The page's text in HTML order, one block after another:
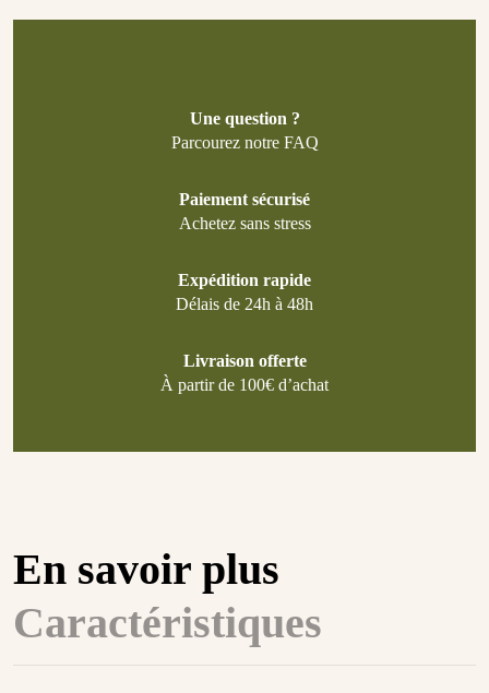
Une question ?
Parcourez notre FAQ
Paiement sécurisé
Achetez sans stress
Expédition rapide
Délais de 24h à 48h
Livraison offerte
À partir de 100€ d’achat
En savoir plus
Caractéristiques